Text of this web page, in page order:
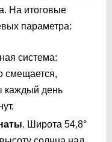
На итоговые
параметра:
система:
смещается,
каждый день
. Широта 54,8°